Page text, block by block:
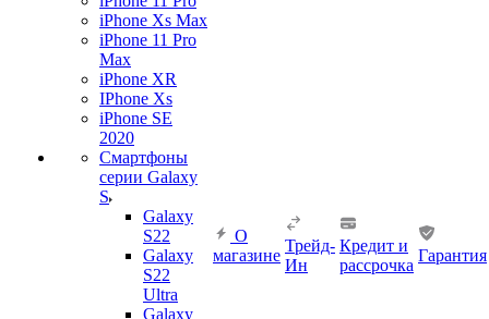
iPhone Xs Max
iPhone 11 Pro
Max
iPhone XR
IPhone Xs
iPhone SE
2020
Смартфоны
серии Galaxy
S
Galaxy
S22
Galaxy
S22
Ultra
Galaxy
О
магазине
Трейд-
Ин
Кредит и
рассрочка
Гарантия